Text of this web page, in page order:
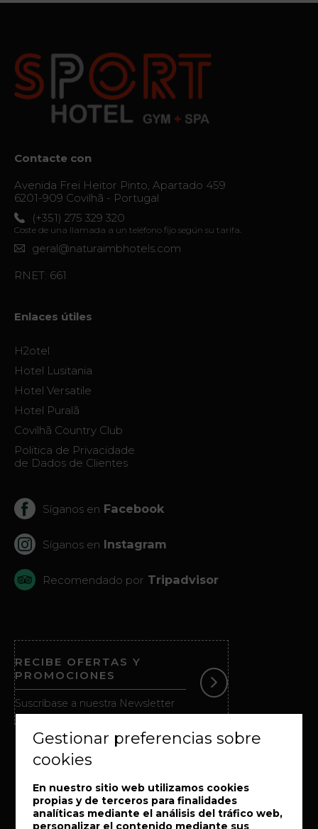
Contacte con
Avenida Frei Heitor Pinto, Apartado 459
6201-909 Covilhã - Portugal
(+351) 275 329 320
Coste de una llamada a un teléfono fijo según su tarifa.
geral@naturaimbhotels.com
RNET: 661
Enlaces útiles
H2otel
Hotel Lusitania
Hotel Versatile
Hotel Puralã
Covilhã Country Club
Politica de Privacidade
de Dados de Clientes
Síganos en Facebook
Síganos en Instagram
Recomendado por Tripadvisor
RECIBE OFERTAS Y
PROMOCIONES
Suscríbase a nuestra Newsletter
Gestionar preferencias sobre
cookies
En nuestro sitio web utilizamos cookies
propias y de terceros para finalidades
analíticas mediante el análisis del tráfico web,
personalizar el contenido mediante sus